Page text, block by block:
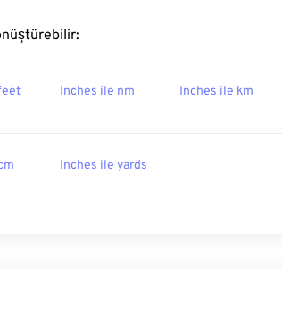
Inches ile nm Inches ile km
Inches ile yards